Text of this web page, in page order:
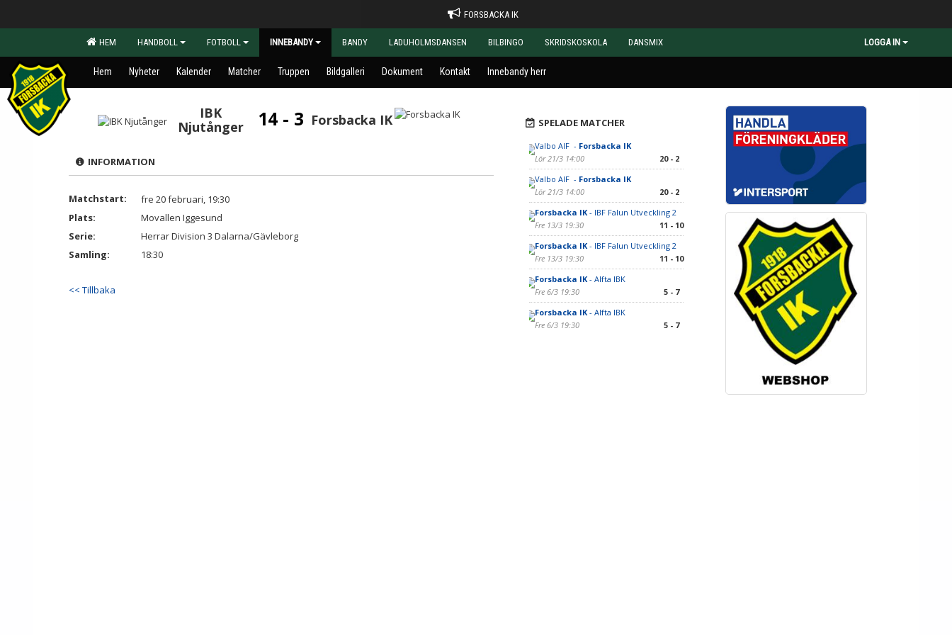
FORSBACKA IK
HEM HANDBOLL FOTBOLL INNEBANDY BANDY LADUHOLMSDANSEN BILBINGO SKRIDSKOSKOLA DANSMIX LOGGA IN
Hem Nyheter Kalender Matcher Truppen Bildgalleri Dokument Kontakt Innebandy herr
IBK
Njutånger
14 - 3 Forsbacka IK
INFORMATION
Matchstart:
fre 20 februari, 19:30
Plats:
Movallen Iggesund
Serie:
Herrar Division 3 Dalarna/Gävleborg
Samling:
18:30
<< Tillbaka
SPELADE MATCHER
Valbo AIF - Forsbacka IK
Lör 21/3 14:00
20 - 2
Valbo AIF - Forsbacka IK
Lör 21/3 14:00
20 - 2
Forsbacka IK- IBF Falun Utveckling 2
Fre 13/3 19:30
11 - 10
Forsbacka IK- IBF Falun Utveckling 2
Fre 13/3 19:30
11 - 10
Forsbacka IK- Alfta IBK
Fre 6/3 19:30
5 - 7
Forsbacka IK- Alfta IBK
Fre 6/3 19:30
5 - 7